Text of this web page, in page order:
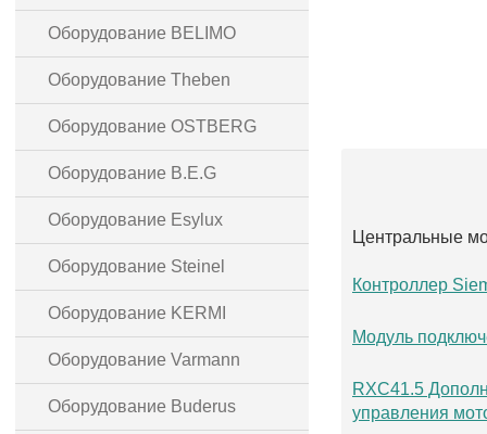
Оборудование BELIMO
Оборудование Theben
Оборудование OSTBERG
Оборудование B.E.G
Оборудование Esylux
Оборудование Steinel
Оборудование KERMI
Оборудование Varmann
Оборудование Buderus
Центральные
Контроллер
Модуль
RXC41.5
управления